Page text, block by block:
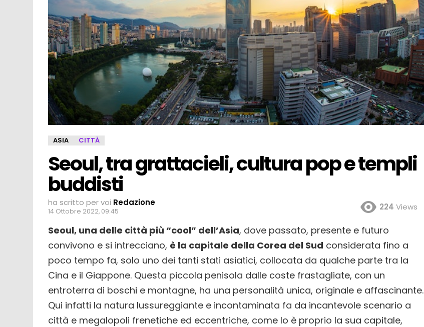
ASIA CITTÀ
Seoul, tra grattacieli, cultura pop e templi
buddisti
ha scritto per voi Redazione
14 Ottobre 2022, 09:45 224 Views
Seoul, una delle città più “cool” dell’Asia, dove passato, presente e futuro
convivono e si intrecciano, è la capitale della Corea del Sud considerata fino a
poco tempo fa, solo uno dei tanti stati asiatici, collocata da qualche parte tra la
Cina e il Giappone. Questa piccola penisola dalle coste frastagliate, con un
entroterra di boschi e montagne, ha una personalità unica, originale e affascinante.
Qui infatti la natura lussureggiante e incontaminata fa da incantevole scenario a
città e megalopoli frenetiche ed eccentriche, come lo è proprio la sua capitale,